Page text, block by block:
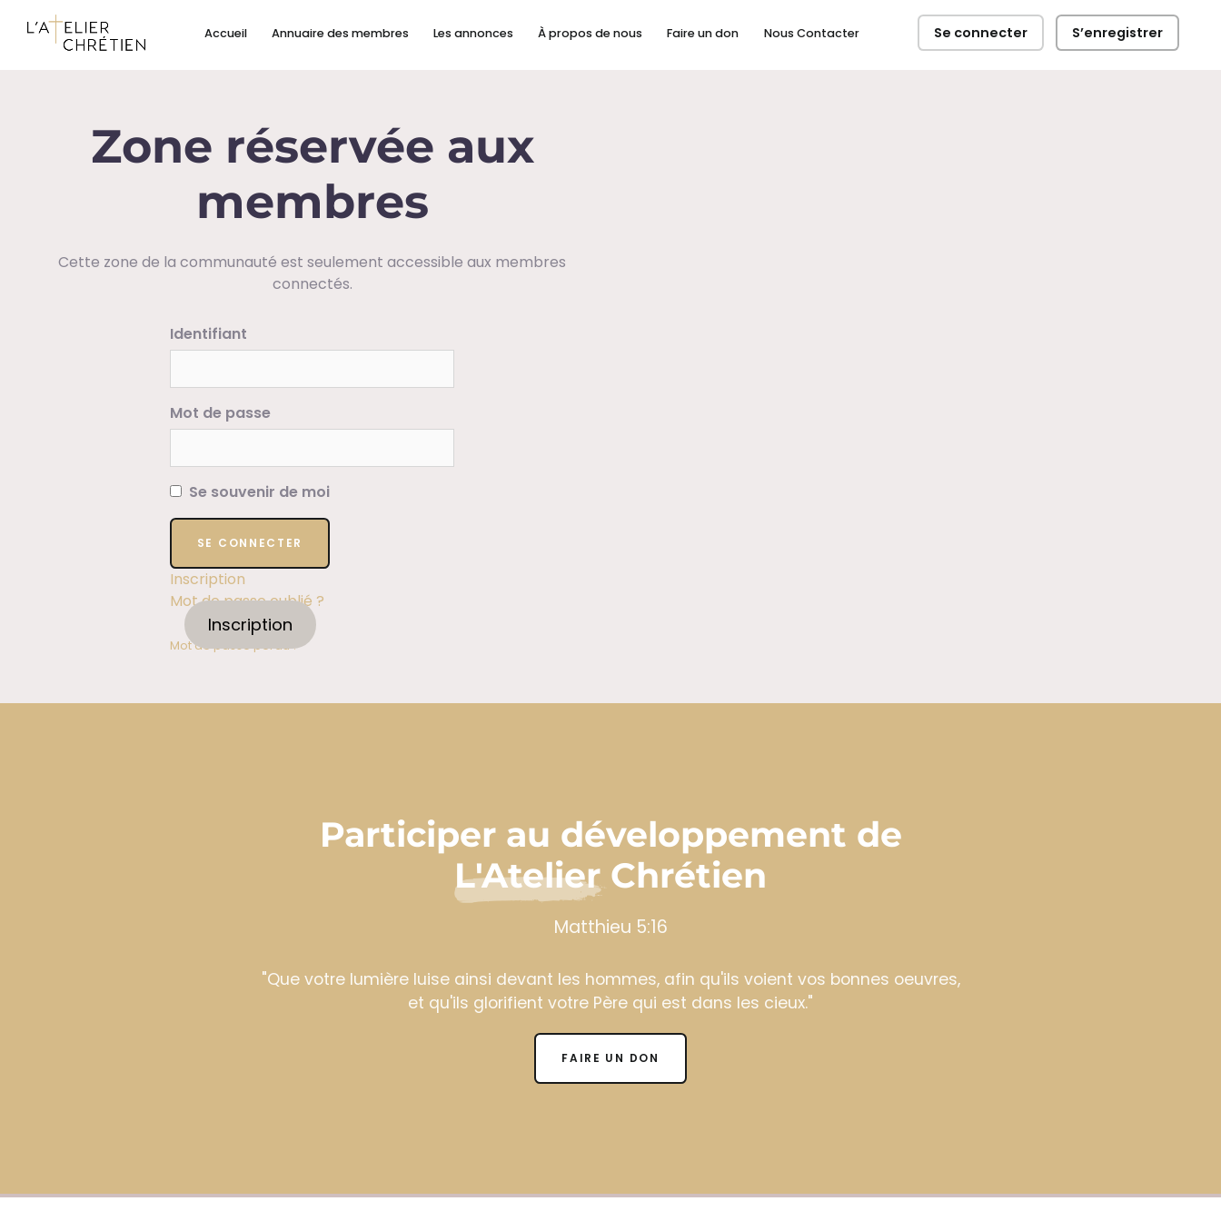
Skip to main content
Accueil Annuaire des membres Les annonces À propos de nous Faire un don Nous Contacter Se connecter S’enregistrer
Zone réservée aux
membres
Cette zone de la communauté est seulement accessible aux membres
connectés.
Identifiant
Mot de passe
Se souvenir de moi
Inscription
Mot de passe oublié ?
Inscription
Mot de passe perdu ?
Participer au développement de
L'Atelier Chrétien
Matthieu 5:16
"Que votre lumière luise ainsi devant les hommes, afin qu'ils voient vos bonnes oeuvres,
et qu'ils glorifient votre Père qui est dans les cieux."
FAIRE UN DON